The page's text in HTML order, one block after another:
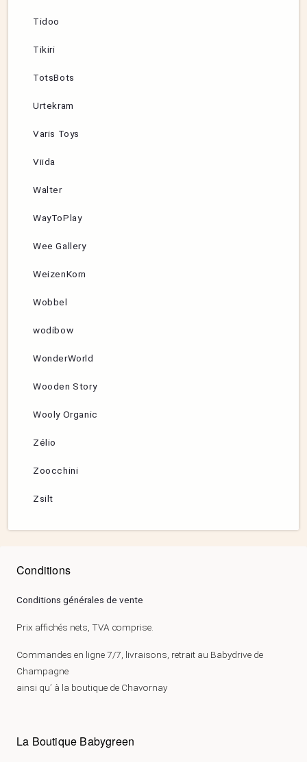
Tidoo
Tikiri
TotsBots
Urtekram
Varis Toys
Viida
Walter
WayToPlay
Wee Gallery
WeizenKorn
Wobbel
wodibow
WonderWorld
Wooden Story
Wooly Organic
Zélio
Zoocchini
Zsilt
Conditions
Conditions générales de vente
Prix affichés nets, TVA comprise.
Commandes en ligne 7/7, livraisons, retrait au Babydrive de
Champagne
ainsi qu’ à la boutique de Chavornay
La Boutique Babygreen